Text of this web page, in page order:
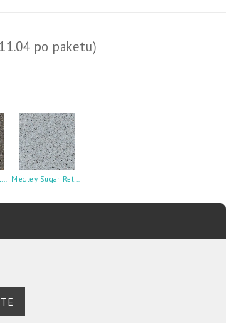
po paketu)
Medley Anthracite Rettificato 60X60 Medley Sugar Rettificato 60X60